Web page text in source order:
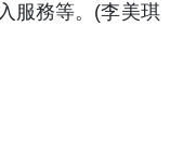
服務等。(李美琪